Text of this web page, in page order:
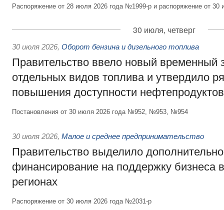
Распоряжение от 28 июля 2026 года №1999-р и распоряжение от
30 июля, четверг
30 июля 2026, Оборот бензина и дизельного топлива
Правительство ввело новый временный
отдельных видов топлива и утвердило
повышения доступности нефтепродуктов
Постановления от 30 июля 2026 года №952, №953, №954
30 июля 2026, Малое и среднее предпринимательство
Правительство выделило
финансирование на поддержку бизнеса
регионах
Распоряжение от 30 июля 2026 года №2031-р